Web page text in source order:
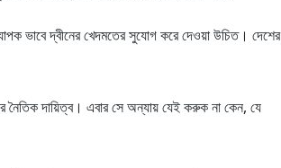
ভাবে দ্বীনের খেদমতের সুযোগ করে দেওয়া উচিত। দেশের
নৈতিক দায়িত্ব। এবার সে অন্যায় যেই করুক না কেন, যে